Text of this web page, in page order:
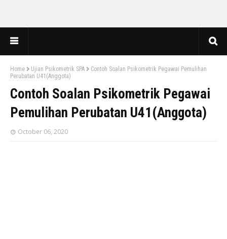
Home Ujian Psikometrik SPA
Contoh Soalan Psikometrik Pegawai Pemulihan
Perubatan U41(Anggota)
Contoh Soalan Psikometrik Pegawai
Pemulihan Perubatan U41(Anggota)
October 06, 2020